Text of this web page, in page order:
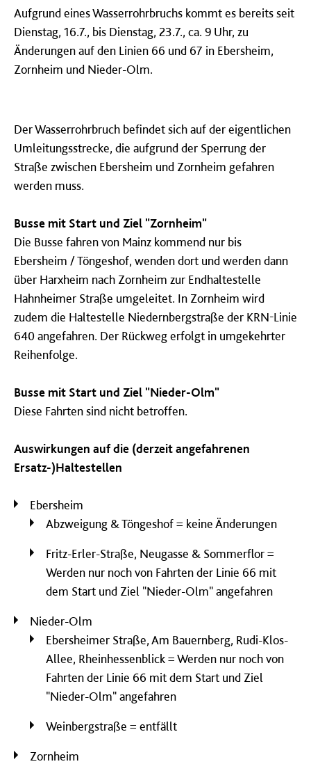
Aufgrund eines Wasserrohrbruchs kommt es bereits seit
Dienstag, 16.7., bis Dienstag, 23.7., ca. 9 Uhr, zu
Änderungen auf den Linien 66 und 67 in Ebersheim,
Zornheim und Nieder-Olm.
Der Wasserrohrbruch befindet sich auf der eigentlichen
Umleitungsstrecke, die aufgrund der Sperrung der
Straße zwischen Ebersheim und Zornheim gefahren
werden muss.
Busse mit Start und Ziel "Zornheim"
Die Busse fahren von Mainz kommend nur bis
Ebersheim / Töngeshof, wenden dort und werden dann
über Harxheim nach Zornheim zur Endhaltestelle
Hahnheimer Straße umgeleitet. In Zornheim wird
zudem die Haltestelle Niedernbergstraße der KRN-Linie
640 angefahren. Der Rückweg erfolgt in umgekehrter
Reihenfolge.
Busse mit Start und Ziel "Nieder-Olm"
Diese Fahrten sind nicht betroffen.
Auswirkungen auf die (derzeit angefahrenen
Ersatz-)Haltestellen
Ebersheim
Abzweigung & Töngeshof = keine Änderungen
Fritz-Erler-Straße, Neugasse & Sommerflor =
Werden nur noch von Fahrten der Linie 66 mit
dem Start und Ziel "Nieder-Olm" angefahren
Nieder-Olm
Ebersheimer Straße, Am Bauernberg, Rudi-Klos-
Allee, Rheinhessenblick = Werden nur noch von
Fahrten der Linie 66 mit dem Start und Ziel
"Nieder-Olm" angefahren
Weinbergstraße = entfällt
Zornheim